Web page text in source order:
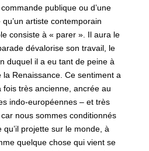
publique ou d’une
artiste contemporain
consiste à « parer ». Il aura le
dévalorise son travail, le
duquel il a eu tant de peine à
Renaissance. Ce sentiment a
très ancienne, ancrée au
indo-européennes – et très
nous sommes conditionnés
projette sur le monde, à
quelque chose qui vient se